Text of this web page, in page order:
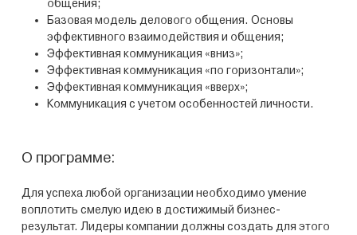
общения;
Базовая модель делового общения. Основы
эффективного взаимодействия и общения;
Эффективная коммуникация «вниз»;
Эффективная коммуникация «по горизонтали»;
Эффективная коммуникация «вверх»;
Коммуникация с учетом особенностей личности.
О программе:
Для успеха любой организации необходимо умение
воплотить смелую идею в достижимый бизнес-
результат. Лидеры компании должны создать для этого